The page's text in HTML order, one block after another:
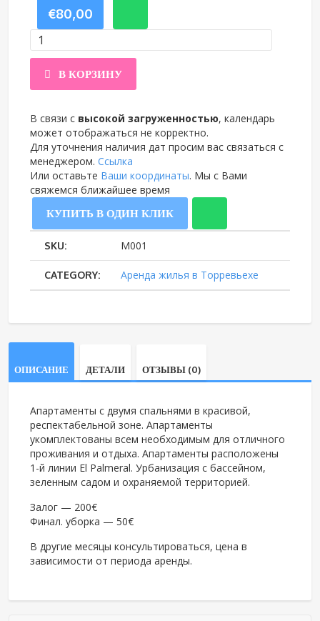
€80,00
Количество
товара
с
2-
на
й
линии
Palmeral,
Торревьеха
В КОРЗИНУ
В связи с высокой загруженностью, календарь
может отображаться не корректно.
Для уточнения наличия дат просим вас связаться с
менеджером. Ссылка
Или оставьте Ваши координаты. Мы с Вами
свяжемся ближайшее время
КУПИТЬ В ОДИН КЛИК
SKU: М001
CATEGORY: Аренда жилья в Торревьехе
ОПИСАНИЕ ДЕТАЛИ ОТЗЫВЫ (0)
Апартаменты с двумя спальнями в красивой,
респектабельной зоне. Апартаменты
укомплектованы всем необходимым для отличного
проживания и отдыха. Апартаменты расположены
1-й линии El Palmeral. Урбанизация с бассейном,
зеленным садом и охраняемой территорией.
Залог — 200€
Финал. уборка — 50€
В другие месяцы консультироваться, цена в
зависимости от периода аренды.